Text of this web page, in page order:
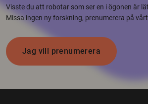
Visste du att robotar som ser en i ögonen är
Missa ingen ny forskning, prenumerera på
Jag vill prenumerera